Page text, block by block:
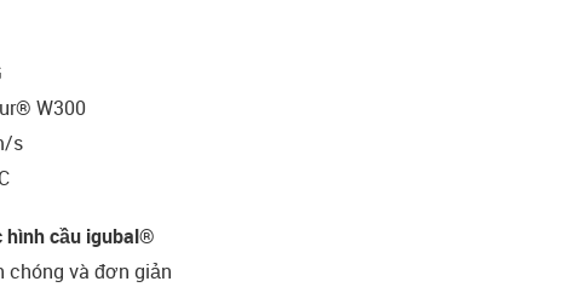
W300
s
cầu igubal®
chóng và đơn giản